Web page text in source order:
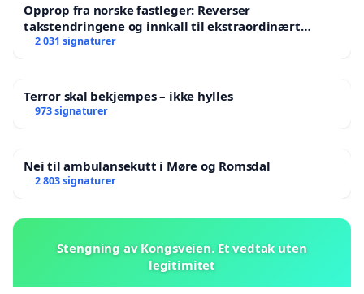
Opprop fra norske fastleger: Reverser
takstendringene og innkall til ekstraordinært
landsråd
2 031 signaturer
Terror skal bekjempes – ikke hylles
973 signaturer
Nei til ambulansekutt i Møre og Romsdal
2 803 signaturer
Stengning av Kongsveien. Et vedtak uten
legitimitet